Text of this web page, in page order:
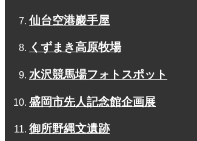
仙台空港巖手屋
くずまき高原牧場
水沢競馬場フォトスポット
盛岡市先人記念館企画展
御所野縄文遺跡